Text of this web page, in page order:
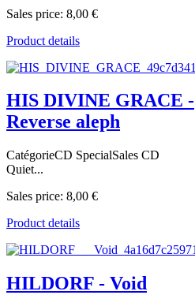
Sales price: 8,00 €
Product details
HIS DIVINE GRACE -
Reverse aleph
CatégorieCD SpecialSales CD
Quiet...
Sales price: 8,00 €
Product details
HILDORF - Void